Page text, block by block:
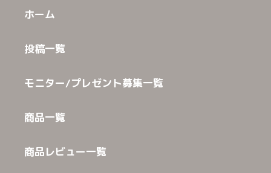
ホーム
投稿一覧
モニター/プレゼント募集一覧
商品一覧
商品レビュー一覧